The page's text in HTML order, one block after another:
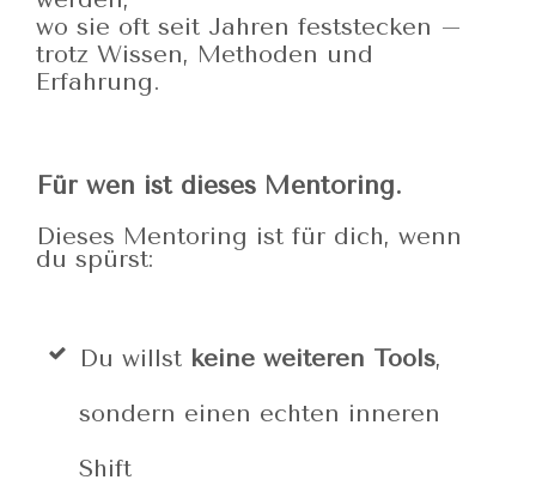
wo sie oft seit Jahren feststecken –
trotz Wissen, Methoden und
Erfahrung.
Für wen ist dieses Mentoring.
Dieses Mentoring ist für dich, wenn
du spürst:
Du willst keine weiteren Tools,
sondern einen echten inneren
Shift